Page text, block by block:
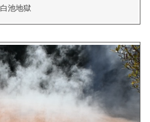
白池地獄